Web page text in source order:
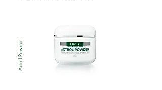
Actrol Powder